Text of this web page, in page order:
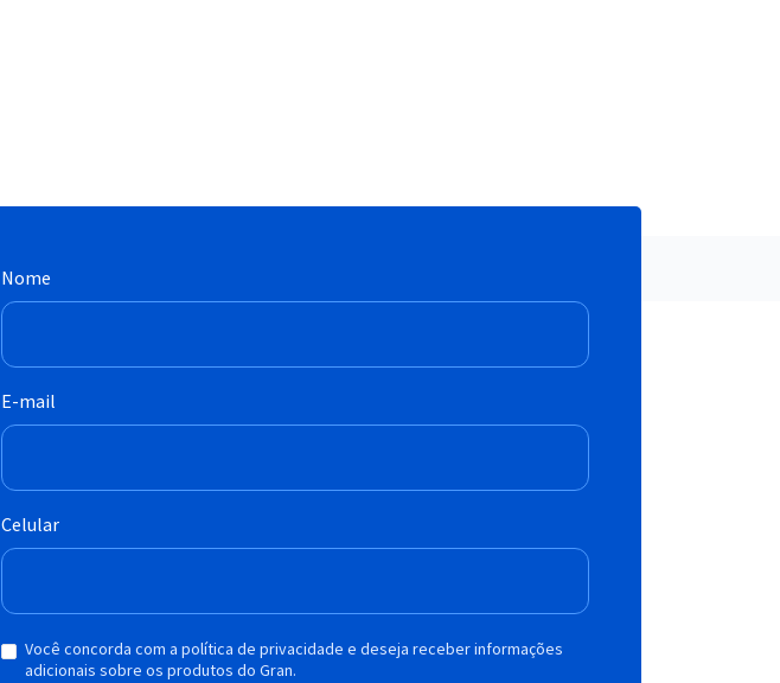
Nome
E-mail
Celular
Você concorda com a política de privacidade e deseja receber informações
adicionais sobre os produtos do Gran.